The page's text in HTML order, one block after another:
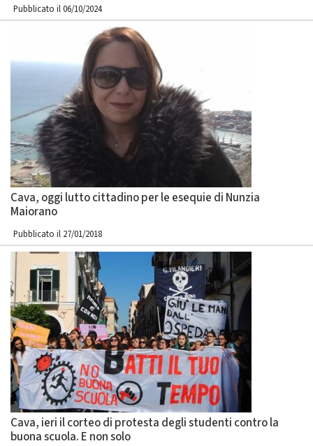
Pubblicato il 06/10/2024
Cava, oggi lutto cittadino per le esequie di Nunzia
Maiorano
Pubblicato il 27/01/2018
Cava, ieri il corteo di protesta degli studenti contro la
buona scuola. E non solo